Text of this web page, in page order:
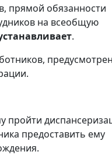
прямой обязанности
на всеобщую
.
пройти
предоставить ему